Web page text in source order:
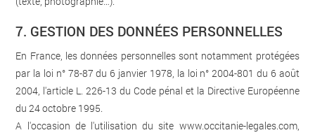
7. GESTION DES DONNÉES PERSONNELLES
En France, les données personnelles sont notamment protégées
par la loi n° 78-87 du 6 janvier 1978, la loi n° 2004-801 du 6 août
2004, l'article L. 226-13 du Code pénal et la Directive Européenne
du 24 octobre 1995.
A l'occasion de l'utilisation du site www.occitanie-legales.com,